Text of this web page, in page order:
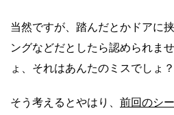
当然ですが、踏んだとかドアに
ングなどだとしたら認められま
ょ、それはあんたのミスでしょ
そう考えるとやはり、 前回のシ